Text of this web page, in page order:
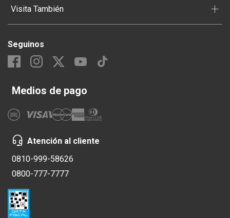
Visita También +
Seguinos
Medios de pago
Atención al cliente
0810-999-58626
0800-777-7777